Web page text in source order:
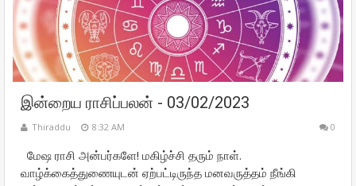
இன்றைய ராசிப்பலன் - 03/02/2023
Thiraddu 8:32 AM 0
மேஷ ராசி அன்பர்களே! மகிழ்ச்சி தரும் நாள்.
வாழ்க்கைத்துணையுடன் ஏற்பட்டிருந்த மனவருத்தம் நீங்கி